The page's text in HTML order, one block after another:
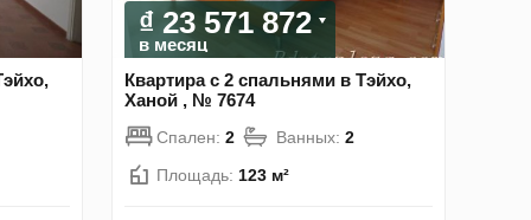
₫ 23 571 872
в месяц
Квартира с 2 спальнями в Тэйхо,
Ханой , № 7674
Спален: 2 Ванных: 2
Площадь: 123 м²